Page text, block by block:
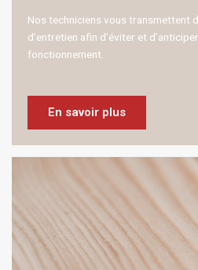
Nos techniciens vous transmettent
d’entretien afin d’éviter et
fonctionnement.
En savoir plus